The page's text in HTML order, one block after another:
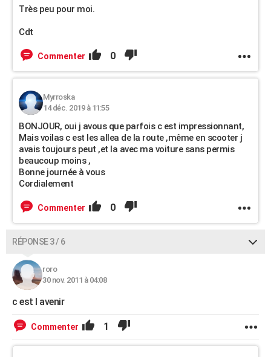
Très peu pour moi.
Cdt
Commenter 0
Myrroska
14 déc. 2019 à 11:55
BONJOUR, oui j avous que parfois c est impressionnant,
Mais voilas c est les allea de la route ,même en scooter j
avais toujours peut ,et la avec ma voiture sans permis
beaucoup moins ,
Bonne journée à vous
Cordialement
Commenter 0
RÉPONSE 3 / 6
roro
30 nov. 2011 à 04:08
c est l avenir
Commenter 1